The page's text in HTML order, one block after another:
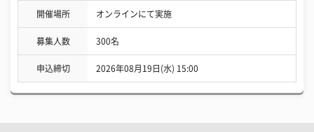
開催場所 オンラインにて実施
募集人数 300名
申込締切 2026年08月19日(水) 15:00